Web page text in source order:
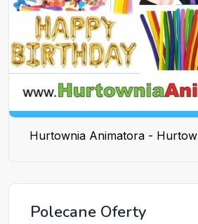
Hurtownia Animatora -
Polecane Oferty